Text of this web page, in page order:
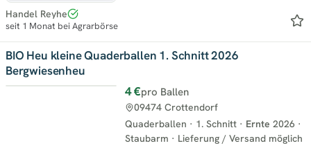
Handel Reyhe
seit 1 Monat bei Agrarbörse
BIO Heu kleine Quaderballen 1. Schnitt 2026
Bergwiesenheu
4 €pro Ballen
Quaderballen · 1. Schnitt · Ernte 2026 ·
Staubarm · Lieferung / Versand möglich
09474 Crottendorf